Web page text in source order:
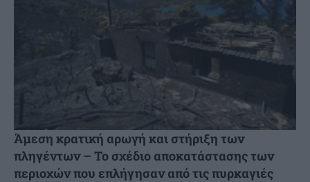
Άμεση κρατική αρωγή και στήριξη των
πληγέντων – Το σχέδιο αποκατάστασης των
περιοχών που επλήγησαν από τις πυρκαγιές